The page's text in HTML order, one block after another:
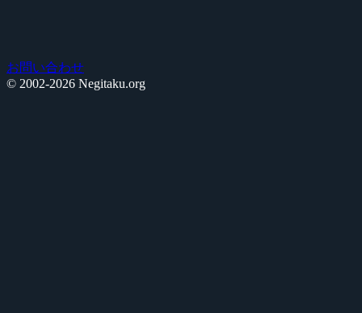
お問い合わせ
© 2002-2026 Negitaku.org